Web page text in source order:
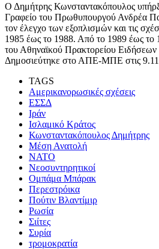
Ο Δημήτρης Κωνσταντακόπουλος
Γραφείο του Πρωθυπουργού Ανδρέα
τον έλεγχο των εξοπλισμών και τις
1985 έως το 1988. Από το 1989 έως το
του Αθηναϊκού Πρακτορείου
Δημοσιεύτηκε στο ΑΠΕ-ΜΠΕ στις
TAGS
Αμερικανορωσικές σχέσεις
ΕΣΣΔ
Ιράν
Ισλαμικό Κράτος
Κωνσταντακόπουλος Δημήτρης
Μέση Ανατολή
ΝΑΤΟ
Νεοσυντηρητικοί
Ομπάμα Μπάρακ
Περεστρόικα
Πούτιν Βλαντίμιρ
Ρωσία
Σιίτες
Συρία
τρομοκρατία